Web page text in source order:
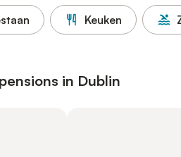
Keuken
in Dublin